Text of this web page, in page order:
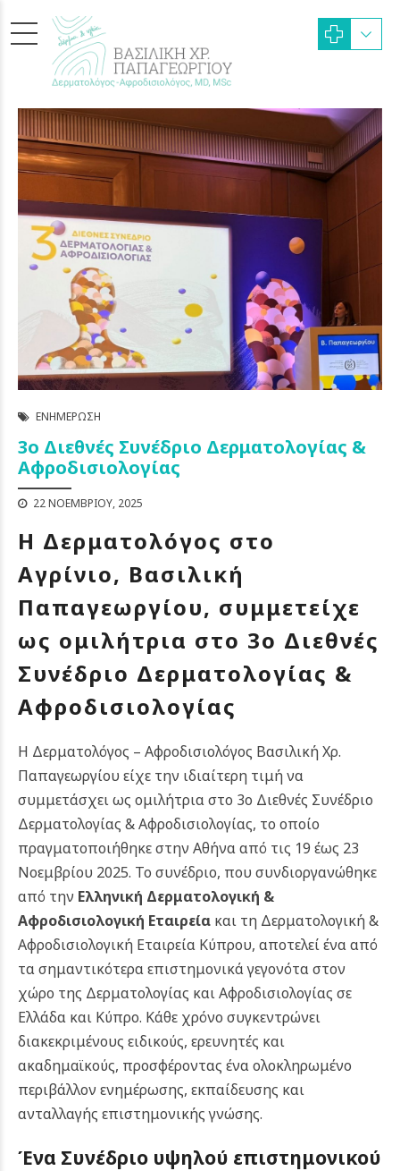
ΕΝΗΜΈΡΩΣΗ
3ο Διεθνές Συνέδριο Δερματολογίας &
Αφροδισιολογίας
22 ΝΟΕΜΒΡΊΟΥ, 2025
Η Δερματολόγος στο
Αγρίνιο, Βασιλική
Παπαγεωργίου, συμμετείχε
ως ομιλήτρια στο 3ο Διεθνές
Συνέδριο Δερματολογίας &
Αφροδισιολογίας
Η Δερματολόγος – Αφροδισιολόγος Βασιλική Χρ.
Παπαγεωργίου είχε την ιδιαίτερη τιμή να
συμμετάσχει ως ομιλήτρια στο 3ο Διεθνές Συνέδριο
Δερματολογίας & Αφροδισιολογίας, το οποίο
πραγματοποιήθηκε στην Αθήνα από τις 19 έως 23
Νοεμβρίου 2025. Το συνέδριο, που συνδιοργανώθηκε
από την Ελληνική Δερματολογική &
Αφροδισιολογική Εταιρεία και τη Δερματολογική &
Αφροδισιολογική Εταιρεία Κύπρου, αποτελεί ένα από
τα σημαντικότερα επιστημονικά γεγονότα στον
χώρο της Δερματολογίας και Αφροδισιολογίας σε
Ελλάδα και Κύπρο. Κάθε χρόνο συγκεντρώνει
διακεκριμένους ειδικούς, ερευνητές και
ακαδημαϊκούς, προσφέροντας ένα ολοκληρωμένο
περιβάλλον ενημέρωσης, εκπαίδευσης και
ανταλλαγής επιστημονικής γνώσης.
Ένα Συνέδριο υψηλού επιστημονικού